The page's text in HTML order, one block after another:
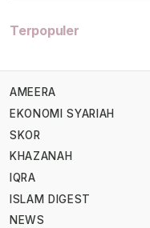
Terpopuler
AMEERA
EKONOMI SYARIAH
SKOR
KHAZANAH
IQRA
ISLAM DIGEST
NEWS